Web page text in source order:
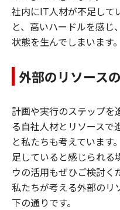
社内にIT人材が不足して
と、高いハードルを感じ
状態を生んでしまいます。
外部のリソース
計画や実行のステップを
る自社人材とリソースで
と私たちも考えています
足していると感じられる
ウの活用もぜひご検討く
私たちが考える外部のリ
下の通りです。